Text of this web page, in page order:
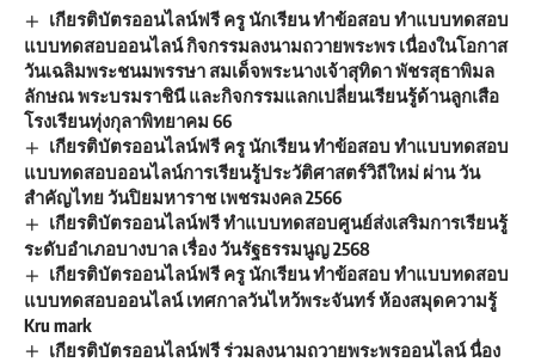
เกียรติบัตรออนไลน์ฟรี ครู นักเรียน ทำข้อสอบ ทำแบบทดสอบ
แบบทดสอบออนไลน์ กิจกรรมลงนามถวายพระพร เนื่องในโอกาส
วันเฉลิมพระชนมพรรษา สมเด็จพระนางเจ้าสุทิดา พัชรสุธาพิมล
ลักษณ พระบรมราชินี และกิจกรรมแลกเปลี่ยนเรียนรู้ด้านลูกเสือ
โรงเรียนทุ่งกุลาพิทยาคม 66
เกียรติบัตรออนไลน์ฟรี ครู นักเรียน ทำข้อสอบ ทำแบบทดสอบ
แบบทดสอบออนไลน์การเรียนรู้ประวัติศาสตร์วิถีใหม่ ผ่าน วัน
สำคัญไทย วันปิยมหาราช เพชรมงคล 2566
เกียรติบัตรออนไลน์ฟรี ทำแบบทดสอบศูนย์ส่งเสริมการเรียนรู้
ระดับอำเภอบางบาล เรื่อง วันรัฐธรรมนูญ 2568
เกียรติบัตรออนไลน์ฟรี ครู นักเรียน ทำข้อสอบ ทำแบบทดสอบ
แบบทดสอบออนไลน์ เทศกาลวันไหว้พระจันทร์ ห้องสมุดความรู้
Kru mark
เกียรติบัตรออนไลน์ฟรี ร่วมลงนามถวายพระพรออนไลน์ นื่อง